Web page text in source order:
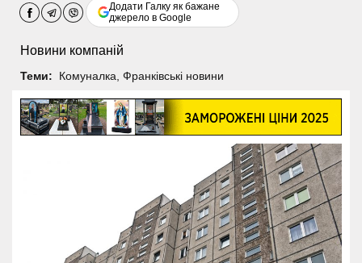
Додати Галку як бажане
джерело в Google
Новини компаній
Теми: Комуналка Франківські новини